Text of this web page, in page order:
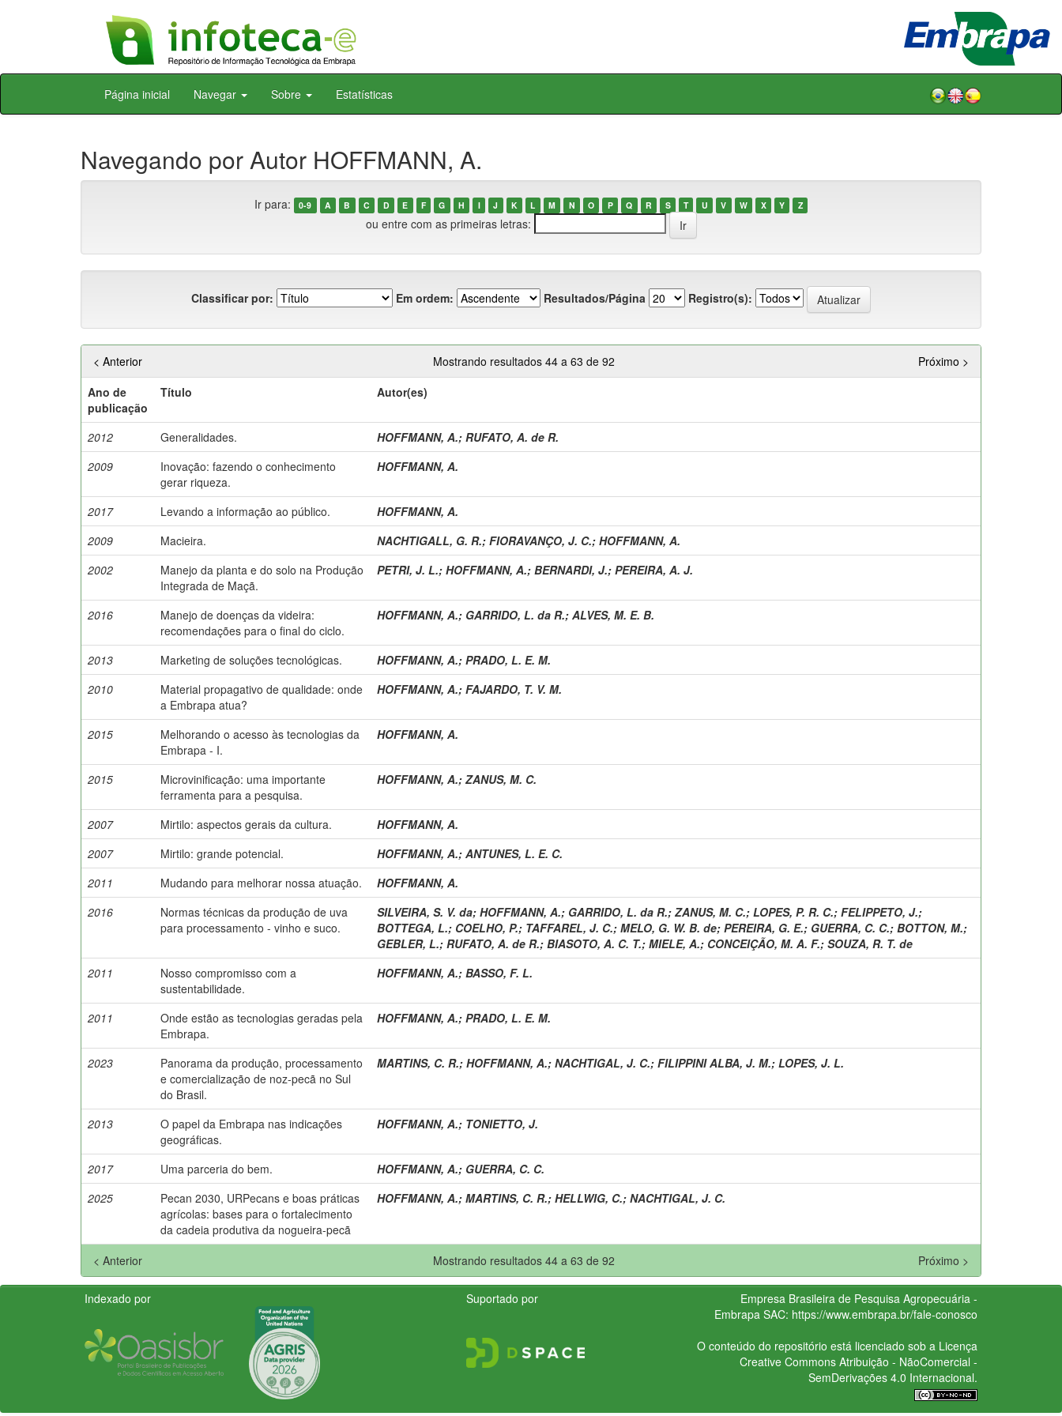
Skip
Página inicial Navegar Sobre Estatísticas
Navegando por Autor HOFFMANN, A.
Ir para: 0-9 A B C D E F G H I J K L M N O P Q R S T U V W X Y Z
ou entre com as primeiras letras:
Classificar por: Em ordem: Resultados/Página Registro(s):
Mostrando resultados 44 a 63 de 92
< Anterior
Próximo >
Ano de
publicação
Título Autor(es)
2012 Generalidades. HOFFMANN, A.; RUFATO, A. de R.
2009
Inovação: fazendo o conhecimento
gerar riqueza.
HOFFMANN, A.
2017 Levando a informação ao público.
HOFFMANN, A.
2009
Macieira. NACHTIGALL, G. R.; FIORAVANÇO, J. C.; HOFFMANN, A.
2002
Manejo da planta e do solo na Produção
Integrada de Maçã.
PETRI, J. L.; HOFFMANN, A.; BERNARDI, J.; PEREIRA, A. J.
2016
Manejo de doenças da videira:
recomendações para o final do ciclo.
HOFFMANN, A.; GARRIDO, L. da R.; ALVES, M. E. B.
2013 Marketing de soluções tecnológicas. HOFFMANN, A.; PRADO, L. E. M.
2010
Material propagativo de qualidade: onde
a Embrapa atua?
HOFFMANN, A.; FAJARDO, T. V. M.
2015
Melhorando o acesso às tecnologias da
Embrapa - I.
HOFFMANN, A.
2015
Microvinificação: uma importante
ferramenta para a pesquisa.
HOFFMANN, A.; ZANUS, M. C.
2007 Mirtilo: aspectos gerais da cultura.
HOFFMANN, A.
2007
Mirtilo: grande potencial. HOFFMANN, A.; ANTUNES, L. E. C.
2011
Mudando para melhorar nossa atuação.
HOFFMANN, A.
2016
Normas técnicas da produção de uva
para processamento - vinho e suco.
SILVEIRA, S. V. da; HOFFMANN, A.; GARRIDO, L. da R.; ZANUS, M. C.; LOPES, P. R. C.; FELIPPETO, J.;
BOTTEGA, L.; COELHO, P.; TAFFAREL, J. C.; MELO, G. W. B. de; PEREIRA, G. E.; GUERRA, C. C.; BOTTON, M.;
GEBLER, L.; RUFATO, A. de R.; BIASOTO, A. C. T.; MIELE, A.; CONCEIÇÃO, M. A. F.; SOUZA, R. T. de
2011
Nosso compromisso com a
sustentabilidade.
HOFFMANN, A.; BASSO, F. L.
2011
Onde estão as tecnologias geradas pela
Embrapa.
HOFFMANN, A.; PRADO, L. E. M.
2023
Panorama da produção, processamento
e comercialização de noz-pecã no Sul
do Brasil.
MARTINS, C. R.; HOFFMANN, A.; NACHTIGAL, J. C.; FILIPPINI ALBA, J. M.; LOPES, J. L.
2013
O papel da Embrapa nas indicações
geográficas.
HOFFMANN, A.; TONIETTO, J.
2017 Uma parceria do bem. HOFFMANN, A.; GUERRA, C. C.
2025
Pecan 2030, URPecans e boas práticas
agrícolas: bases para o fortalecimento
da cadeia produtiva da nogueira-pecã
HOFFMANN, A.; MARTINS, C. R.; HELLWIG, C.; NACHTIGAL, J. C.
Mostrando resultados 44 a 63 de 92
< Anterior Próximo >
Indexado por Suportado por
Empresa Brasileira de Pesquisa Agropecuária -
Embrapa SAC: https://www.embrapa.br/fale-conosco
O conteúdo do repositório está licenciado sob a Licença
Creative CommonsAtribuição - NãoComercial -
SemDerivações 4.0 Internacional.